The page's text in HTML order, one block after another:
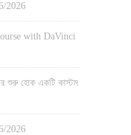
2026
with DaVinci
শুরু হোক একটি কাস্টম
2026